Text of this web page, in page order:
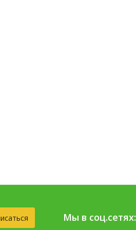
Мы в соц.сетях: